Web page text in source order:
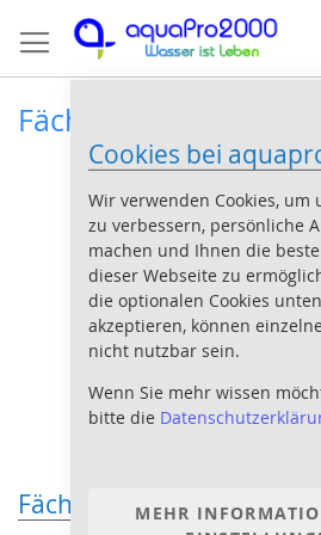
Cookies bei
Wir verwenden Cookies, um
zu verbessern, persönliche
machen und Ihnen die
dieser Webseite zu
die optionalen Cookies
akzeptieren, können
nicht nutzbar sein.
Wenn Sie mehr wissen
bitte die
MEHR
zum
Fächergarnelen
Fächergarnelen im